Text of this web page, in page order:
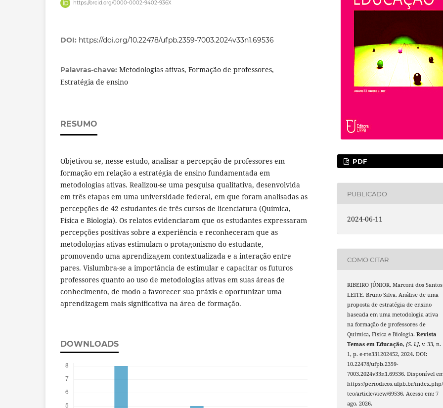
https://orcid.org/0000-0002-9402-936X
DOI: https://doi.org/10.22478/ufpb.2359-7003.2024v33n1.69536
Palavras-chave: Metodologias ativas, Formação de professores,
Estratégia de ensino
RESUMO
Objetivou-se, nesse estudo, analisar a percepção de professores em
formação em relação a estratégia de ensino fundamentada em
metodologias ativas. Realizou-se uma pesquisa qualitativa, desenvolvida
em três etapas em uma universidade federal, em que foram analisadas as
percepções de 42 estudantes de três cursos de licenciatura (Química,
Física e Biologia). Os relatos evidenciaram que os estudantes expressaram
percepções positivas sobre a experiência e reconheceram que as
metodologias ativas estimulam o protagonismo do estudante,
promovendo uma aprendizagem contextualizada e a interação entre
pares. Vislumbra-se a importância de estimular e capacitar os futuros
professores quanto ao uso de metodologias ativas em suas áreas de
conhecimento, de modo a favorecer sua práxis e oportunizar uma
aprendizagem mais significativa na área de formação.
DOWNLOADS
PDF
PUBLICADO
2024-06-11
COMO CITAR
RIBEIRO JÚNIOR, Marconi dos
LEITE, Bruno Silva. Análise de uma
proposta de estratégia de ensino
baseada em uma metodologia ativa
na formação de professores de
Química, Física e Biologia.Revista
Temas em Educação,[S. l.], v. 33, n.
1, p. e-rte331202452, 2024. DOI:
10.22478/ufpb.2359-
7003.2024v33n1.69536. Disponível
https://periodicos.ufpb.br/
teo/article/view/69536. Acesso em: 7
ago. 2026.